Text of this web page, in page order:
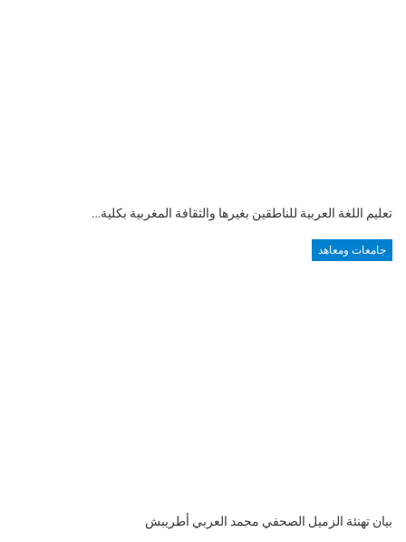
تعليم اللغة العربية للناطقين بغيرها والثقافة المغربية بكلية…
جامعات ومعاهد
بيان تهنئة الزميل الصحفي محمد العربي أطريبش